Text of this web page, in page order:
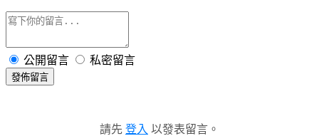
公開留言 私密留言
發佈留言
請先 登入 以發表留言。